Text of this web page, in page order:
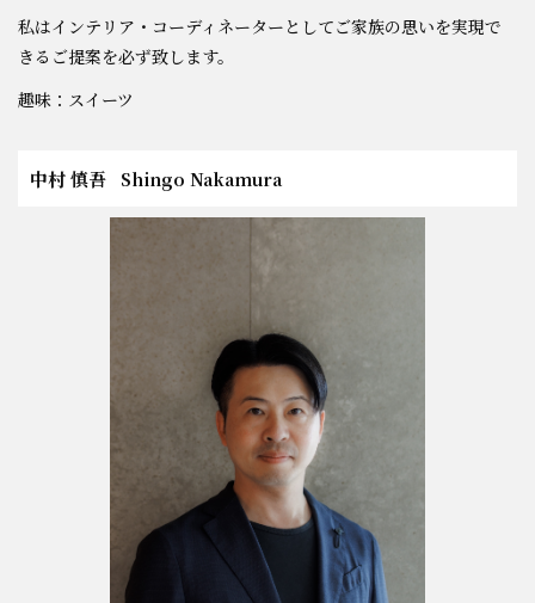
私はインテリア・コーディネーターとしてご家族の思いを実現で
きるご提案を必ず致します。
趣味：スイーツ
中村 慎吾 Shingo Nakamura